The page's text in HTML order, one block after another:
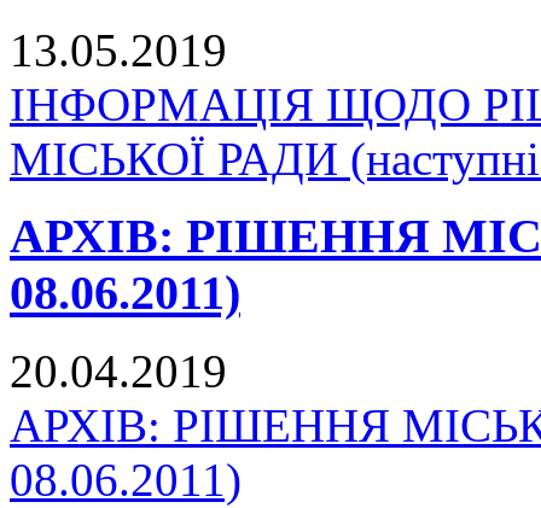
13.05.2019
ІНФОРМАЦІЯ ЩОДО
МІСЬКОЇ РАДИ (наступні
АРХІВ: РІШЕННЯ
08.06.2011)
20.04.2019
АРХІВ: РІШЕННЯ
08.06.2011)